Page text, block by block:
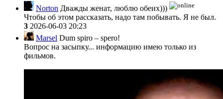
Norton Дважды женат, люблю обеих)))
Чтобы об этом рассказать, надо там побывать. Я не был.
3 2026-06-03 20:23
Marsel Dum spiro – spero!
Вопрос на засыпку... информацию имею только из
фильмов.